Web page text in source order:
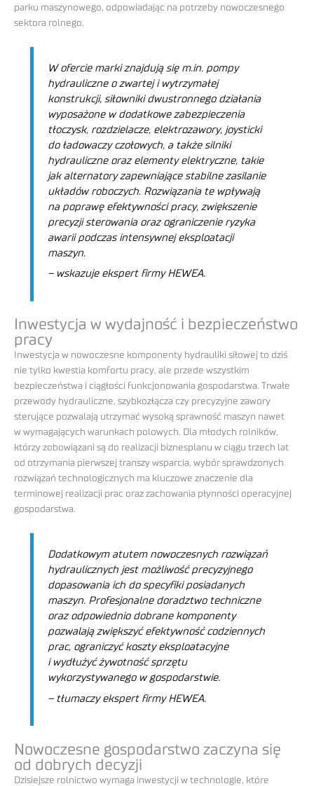
parku maszynowego, odpowiadając na potrzeby nowoczesnego
sektora rolnego.
W ofercie marki znajdują się m.in. pompy
hydrauliczne o zwartej i wytrzymałej
konstrukcji, siłowniki dwustronnego działania
wyposażone w dodatkowe zabezpieczenia
tłoczysk, rozdzielacze, elektrozawory, joysticki
do ładowaczy czołowych, a także silniki
hydrauliczne oraz elementy elektryczne, takie
jak alternatory zapewniające stabilne zasilanie
układów roboczych. Rozwiązania te wpływają
na poprawę efektywności pracy, zwiększenie
precyzji sterowania oraz ograniczenie ryzyka
awarii podczas intensywnej eksploatacji
maszyn.
– wskazuje ekspert firmy HEWEA.
Inwestycja w wydajność i bezpieczeństwo
pracy
Inwestycja w nowoczesne komponenty hydrauliki siłowej to dziś
nie tylko kwestia komfortu pracy, ale przede wszystkim
bezpieczeństwa i ciągłości funkcjonowania gospodarstwa. Trwałe
przewody hydrauliczne, szybkozłącza czy precyzyjne zawory
sterujące pozwalają utrzymać wysoką sprawność maszyn nawet
w wymagających warunkach polowych. Dla młodych rolników,
którzy zobowiązani są do realizacji biznesplanu w ciągu trzech lat
od otrzymania pierwszej transzy wsparcia, wybór sprawdzonych
rozwiązań technologicznych ma kluczowe znaczenie dla
terminowej realizacji prac oraz zachowania płynności operacyjnej
gospodarstwa.
Dodatkowym atutem nowoczesnych rozwiązań
hydraulicznych jest możliwość precyzyjnego
dopasowania ich do specyfiki posiadanych
maszyn. Profesjonalne doradztwo techniczne
oraz odpowiednio dobrane komponenty
pozwalają zwiększyć efektywność codziennych
prac, ograniczyć koszty eksploatacyjne
i wydłużyć żywotność sprzętu
wykorzystywanego w gospodarstwie.
– tłumaczy ekspert firmy HEWEA.
Nowoczesne gospodarstwo zaczyna się
od dobrych decyzji
Dzisiejsze rolnictwo wymaga inwestycji w technologie, które